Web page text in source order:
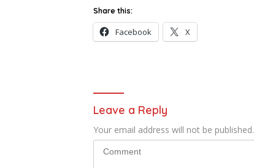
Share this:
Facebook X
Leave a Reply
Your email address will not be published.